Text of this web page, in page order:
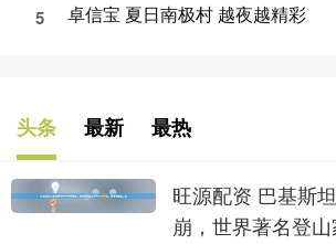
5 卓信宝 夏日南极村 越夜越精彩
头条 最新 最热
旺源配资 巴基斯
崩，世界著名登山